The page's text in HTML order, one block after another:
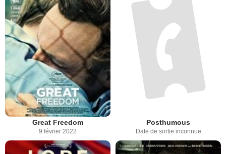
Great Freedom
9 février 2022
Posthumous
Date de sortie inconnue